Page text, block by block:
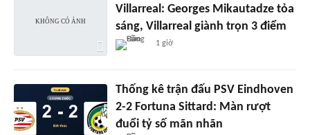
Villarreal: Georges Mikautadze tỏa
sáng, Villarreal giành trọn 3 điểm
1 giờ
Thống kê trận đấu PSV Eindhoven
2-2 Fortuna Sittard: Màn rượt
đuổi tỷ số mãn nhãn